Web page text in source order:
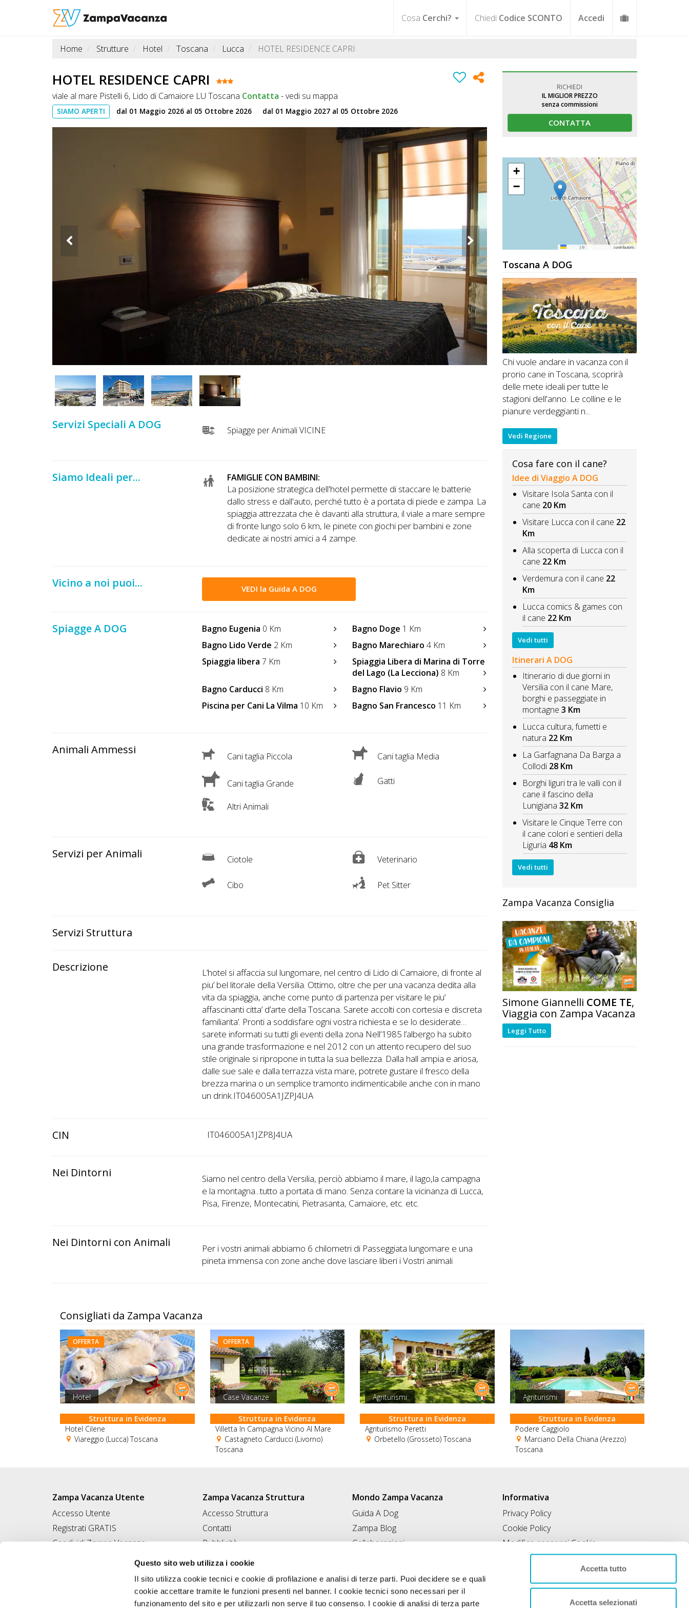
Questo sito web utilizza i cookie
Il sito utilizza cookie tecnici e cookie di profilazione e analisi di terze parti. Puoi decidere se e quali
cookie accettare tramite le funzioni presenti nel banner. I cookie tecnici sono necessari per il
funzionamento del sito e per utilizzarli non serve il tuo consenso. I cookie di analisi di terza parte
Accetta tutto
Accetta selezionati
Cosa Cerchi? Chiedi Codice SCONTO Accedi
STRUTTURE
LUOGHI
CODICE
SCONTO
Video
Tutorial
Home Strutture Hotel Toscana Lucca HOTEL RESIDENCE CAPRI
HOTEL RESIDENCE CAPRI
viale al mare Pistelli 6, Lido di Camaiore LU Toscana Contatta -vedi su mappa
SIAMO APERTI dal 01 Maggio 2026 al 05 Ottobre 2026 dal 01 Maggio 2027 al 05 Ottobre 2026
Servizi Speciali A DOG Spiagge per Animali VICINE
Siamo Ideali per... FAMIGLIE CON BAMBINI:
La posizione strategica dell'hotel permette di staccare le batterie
dallo stress e dall'auto, perché tutto è a portata di piede e zampa. La
spiaggia attrezzata che è davanti alla struttura, il viale a mare sempre
di fronte lungo solo 6 km, le pinete con giochi per bambini e zone
dedicate ai nostri amici a 4 zampe.
Vicino a noi puoi... VEDI la Guida A DOG
Spiagge A DOG Bagno Eugenia 0 Km Bagno Doge 1 Km
Bagno Lido Verde 2 Km Bagno Marechiaro 4 Km
Spiaggia libera 7 Km
Spiaggia Libera di Marina di Torre
del Lago (La Lecciona) 8 Km
Bagno Carducci 8 Km Bagno Flavio 9 Km
Piscina per Cani La Vilma 10 Km Bagno San Francesco 11 Km
Animali Ammessi Cani taglia Piccola Cani taglia Media
Cani taglia Grande Gatti
Altri Animali
Servizi per Animali Ciotole Veterinario
Cibo Pet Sitter
Servizi Struttura
Descrizione
L’hotel si affaccia sul lungomare, nel centro di Lido di Camaiore, di fronte al
piu’ bel litorale della Versilia. Ottimo, oltre che per una vacanza dedita alla
vita da spiaggia, anche come punto di partenza per visitare le piu’
affascinanti citta’ d’arte della Toscana. Sarete accolti con cortesia e discreta
familiarita’. Pronti a soddisfare ogni vostra richiesta e se lo desiderate…
sarete informati su tutti gli eventi della zona Nell’1985 l’albergo ha subito
una grande trasformazione e nel 2012 con un attento recupero del suo
stile originale si ripropone in tutta la sua bellezza. Dalla hall ampia e ariosa,
dalle sue sale e dalla terrazza vista mare, potrete gustare il fresco della
brezza marina o un semplice tramonto indimenticabile anche con in mano
un drink.IT046005A1JZPJ4UA
CIN IT046005A1JZP8J4UA
Nei Dintorni
Siamo nel centro della Versilia, perciò abbiamo il mare, il lago,la campagna
e la montagna...tutto a portata di mano. Senza contare la vicinanza di Lucca,
Pisa, Firenze, Montecatini, Pietrasanta, Camaiore, etc. etc.
Nei Dintorni con Animali
Per i vostri animali abbiamo 6 chilometri di Passeggiata lungomare e una
pineta immensa con zone anche dove lasciare liberi i Vostri animali
RICHIEDI
IL MIGLIOR PREZZO
senza commissioni
CONTATTA
+
−
|© OpenStreetMap contributors
Toscana A DOG
Chi vuole andare in vacanza con il
prorio cane in Toscana, scoprirà
delle mete ideali per tutte le
stagioni dell'anno. Le colline e le
pianure verdeggianti n...
Vedi Regione
Cosa fare con il cane?
Idee di Viaggio A DOG
Visitare Isola Santa con il
cane 20 Km
Visitare Lucca con il cane 22
Km
Alla scoperta di Lucca con il
cane 22 Km
Verdemura con il cane 22
Km
Lucca comics & games con
il cane 22 Km
Vedi tutti
Itinerari A DOG
Itinerario di due giorni in
Versilia con il cane Mare,
borghi e passeggiate in
montagne 3 Km
Lucca cultura, fumetti e
natura 22 Km
La Garfagnana Da Barga a
Collodi 28 Km
Borghi liguri tra le valli con il
cane il fascino della
Lunigiana 32 Km
Visitare le Cinque Terre con
il cane colori e sentieri della
Liguria 48 Km
Vedi tutti
Zampa Vacanza Consiglia
Simone Giannelli COME TE,
Viaggia con Zampa Vacanza
Leggi Tutto
Consigliati da Zampa Vacanza
OFFERTA
Hotel
Struttura in Evidenza
Hotel Cilene
Viareggio (Lucca) Toscana
OFFERTA
Case Vacanze
Struttura in Evidenza
Villetta In Campagna Vicino Al Mare
Castagneto Carducci (Livorno)
Toscana
Agriturismi
Struttura in Evidenza
Agriturismo Peretti
Orbetello (Grosseto) Toscana
Agriturismi
Struttura in Evidenza
Podere Caggiolo
Marciano Della Chiana (Arezzo)
Toscana
Zampa Vacanza Utente
Accesso Utente
Registrati GRATIS
Condividi Zampa Vacanza
Campagna Contro l'Abbandono
Zampa Vacanza Struttura
Accesso Struttura
Contatti
Pubblicità
Iscrivi Struttura
Mondo Zampa Vacanza
Guida A Dog
Zampa Blog
Collaborazioni
Informativa
Privacy Policy
Cookie Policy
Modifica consensi Cookie
Condizioni di utilizzo
Contratto di inclusione